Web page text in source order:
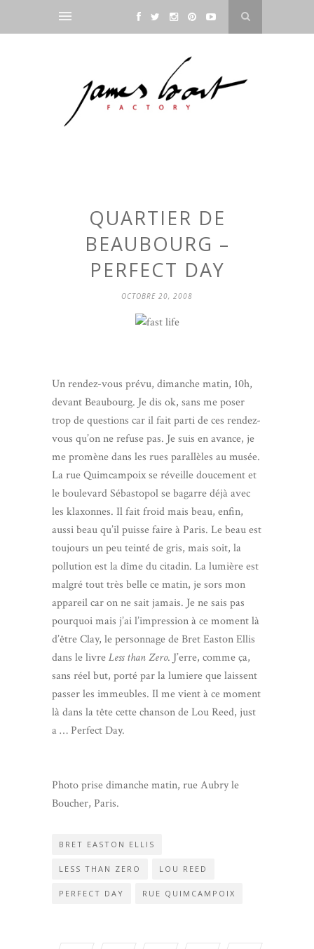
QUARTIER DE
BEAUBOURG –
PERFECT DAY
OCTOBRE 20, 2008
Un rendez-vous prévu, dimanche matin, 10h,
devant Beaubourg. Je dis ok, sans me poser
trop de questions car il fait parti de ces rendez-
vous qu’on ne refuse pas. Je suis en avance, je
me promène dans les rues parallèles au musée.
La rue Quimcampoix se réveille doucement et
le boulevard Sébastopol se bagarre déjà avec
les klaxonnes. Il fait froid mais beau, enfin,
aussi beau qu’il puisse faire à Paris. Le beau est
toujours un peu teinté de gris, mais soit, la
pollution est la dîme du citadin. La lumière est
malgré tout très belle ce matin, je sors mon
appareil car on ne sait jamais. Je ne sais pas
pourquoi mais j’ai l’impression à ce moment là
d’être Clay, le personnage de Bret Easton Ellis
dans le livreLess than Zero. J’erre, comme ça,
sans réel but, porté par la lumiere que laissent
passer les immeubles. Il me vient à ce moment
là dans la tête cette chanson de Lou Reed, just
a … Perfect Day.
Photo prise dimanche matin, rue Aubry le
Boucher, Paris.
BRET EASTON ELLIS
LESS THAN ZERO LOU REED
PERFECT DAY RUE QUIMCAMPOIX